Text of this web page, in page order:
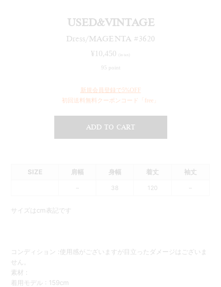
USED&VINTAGE
Dress/MAGENTA #3620
¥ 10,450 (in tax)
95 point
新規会員登録で5%OFF
初回送料無料クーポンコード「free」
ADD TO CART
SIZE 肩幅 身幅 着丈 袖丈
– 38 120 –
サイズはcm表記です
コンディション :使用感がございますが目立ったダメージはございま
せん。
素材 :
着用モデル : 159cm